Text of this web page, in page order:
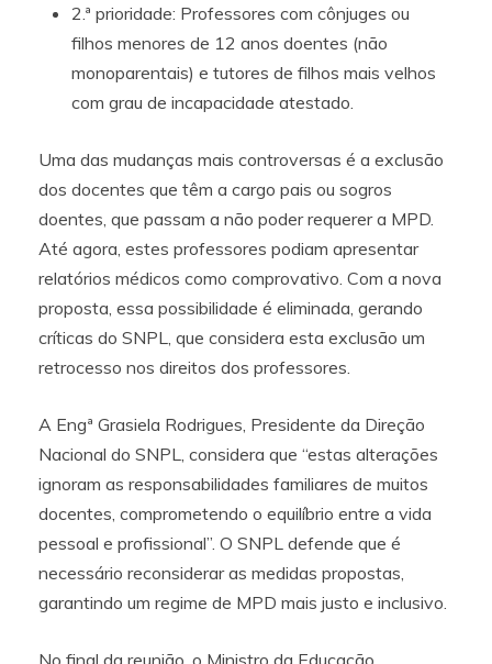
2.ª prioridade: Professores com cônjuges ou
filhos menores de 12 anos doentes (não
monoparentais) e tutores de filhos mais velhos
com grau de incapacidade atestado.
Uma das mudanças mais controversas é a exclusão
dos docentes que têm a cargo pais ou sogros
doentes, que passam a não poder requerer a MPD.
Até agora, estes professores podiam apresentar
relatórios médicos como comprovativo. Com a nova
proposta, essa possibilidade é eliminada, gerando
críticas do SNPL, que considera esta exclusão um
retrocesso nos direitos dos professores.
A Engª Grasiela Rodrigues, Presidente da Direção
Nacional do SNPL, considera que “estas alterações
ignoram as responsabilidades familiares de muitos
docentes, comprometendo o equilíbrio entre a vida
pessoal e profissional”. O SNPL defende que é
necessário reconsiderar as medidas propostas,
garantindo um regime de MPD mais justo e inclusivo.
No final da reunião, o Ministro da Educação